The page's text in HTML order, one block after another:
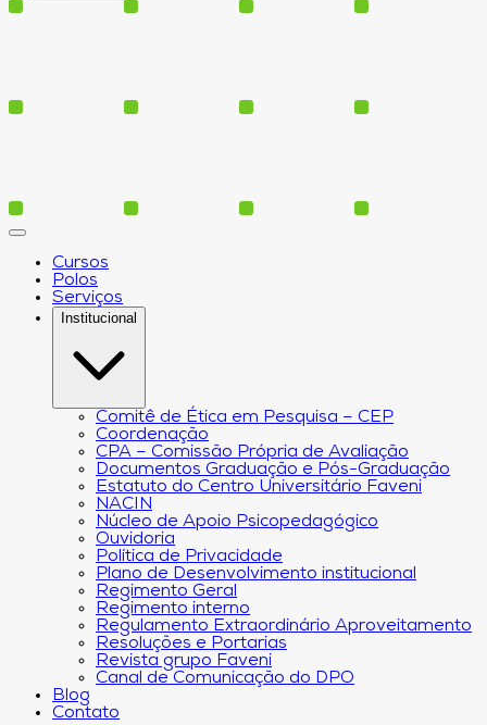
Cursos
Polos
Serviços
Institucional
Comitê de Ética em Pesquisa – CEP
Coordenação
CPA – Comissão Própria de Avaliação
Documentos Graduação e Pós-Graduação
Estatuto do Centro Universitário Faveni
NACIN
Núcleo de Apoio Psicopedagógico
Ouvidoria
Política de Privacidade
Plano de Desenvolvimento institucional
Regimento Geral
Regimento interno
Regulamento Extraordinário Aproveitamento
Resoluções e Portarias
Revista grupo Faveni
Canal de Comunicação do DPO
Blog
Contato